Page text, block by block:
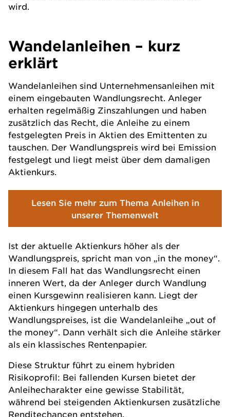
wird.
Wandelanleihen – kurz
erklärt
Wandelanleihen sind Unternehmensanleihen mit
einem eingebauten Wandlungsrecht. Anleger
erhalten regelmäßig Zinszahlungen und haben
zusätzlich das Recht, die Anleihe zu einem
festgelegten Preis in Aktien des Emittenten zu
tauschen. Der Wandlungspreis wird bei Emission
festgelegt und liegt meist über dem damaligen
Aktienkurs.
Lesen Sie mehr zum Thema Anleihen in
unserer Themenwelt
Ist der aktuelle Aktienkurs höher als der
Wandlungspreis, spricht man von „in the money“.
In diesem Fall hat das Wandlungsrecht einen
inneren Wert, da der Anleger durch Wandlung
einen Kursgewinn realisieren kann. Liegt der
Aktienkurs hingegen unterhalb des
Wandlungspreises, ist die Wandelanleihe „out of
the money“. Dann verhält sich die Anleihe stärker
als ein klassisches Rentenpapier.
Diese Struktur führt zu einem hybriden
Risikoprofil: Bei fallenden Kursen bietet der
Anleihecharakter eine gewisse Stabilität,
während bei steigenden Aktienkursen zusätzliche
Renditechancen entstehen.